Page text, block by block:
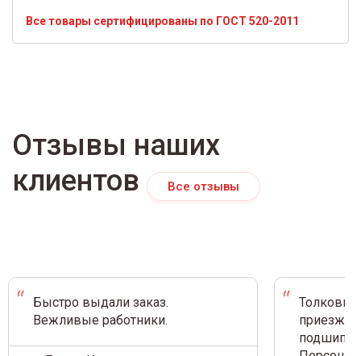
Все товары сертифицированы по ГОСТ 520-2011
Отзывы наших
клиентов
Все отзывы
Быстро выдали заказ.
Вежливые работники.
Толковый